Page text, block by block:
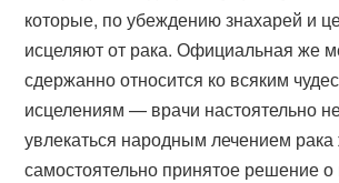
которые, по убеждению знахарей и
исцеляют от рака. Официальная же
сдержанно относится ко всяким
исцелениям — врачи настоятельно
увлекаться народным лечением рака
самостоятельно принятое решение